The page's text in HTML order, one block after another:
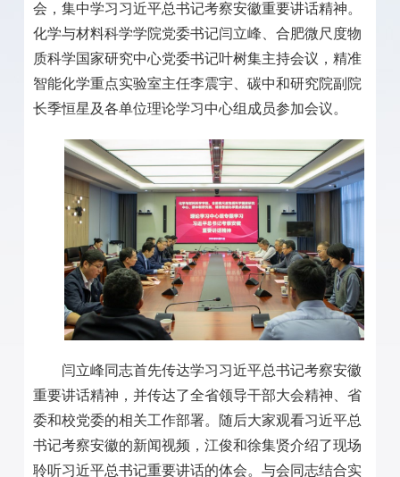
会，集中学习习近平总书记考察安徽重要讲话精神。
化学与材料科学学院党委书记闫立峰、合肥微尺度物
质科学国家研究中心党委书记叶树集主持会议，精准
智能化学重点实验室主任李震宇、碳中和研究院副院
长季恒星及各单位理论学习中心组成员参加会议。
闫立峰同志首先传达学习习近平总书记考察安徽
重要讲话精神，并传达了全省领导干部大会精神、省
委和校党委的相关工作部署。随后大家观看习近平总
书记考察安徽的新闻视频，江俊和徐集贤介绍了现场
聆听习近平总书记重要讲话的体会。与会同志结合实